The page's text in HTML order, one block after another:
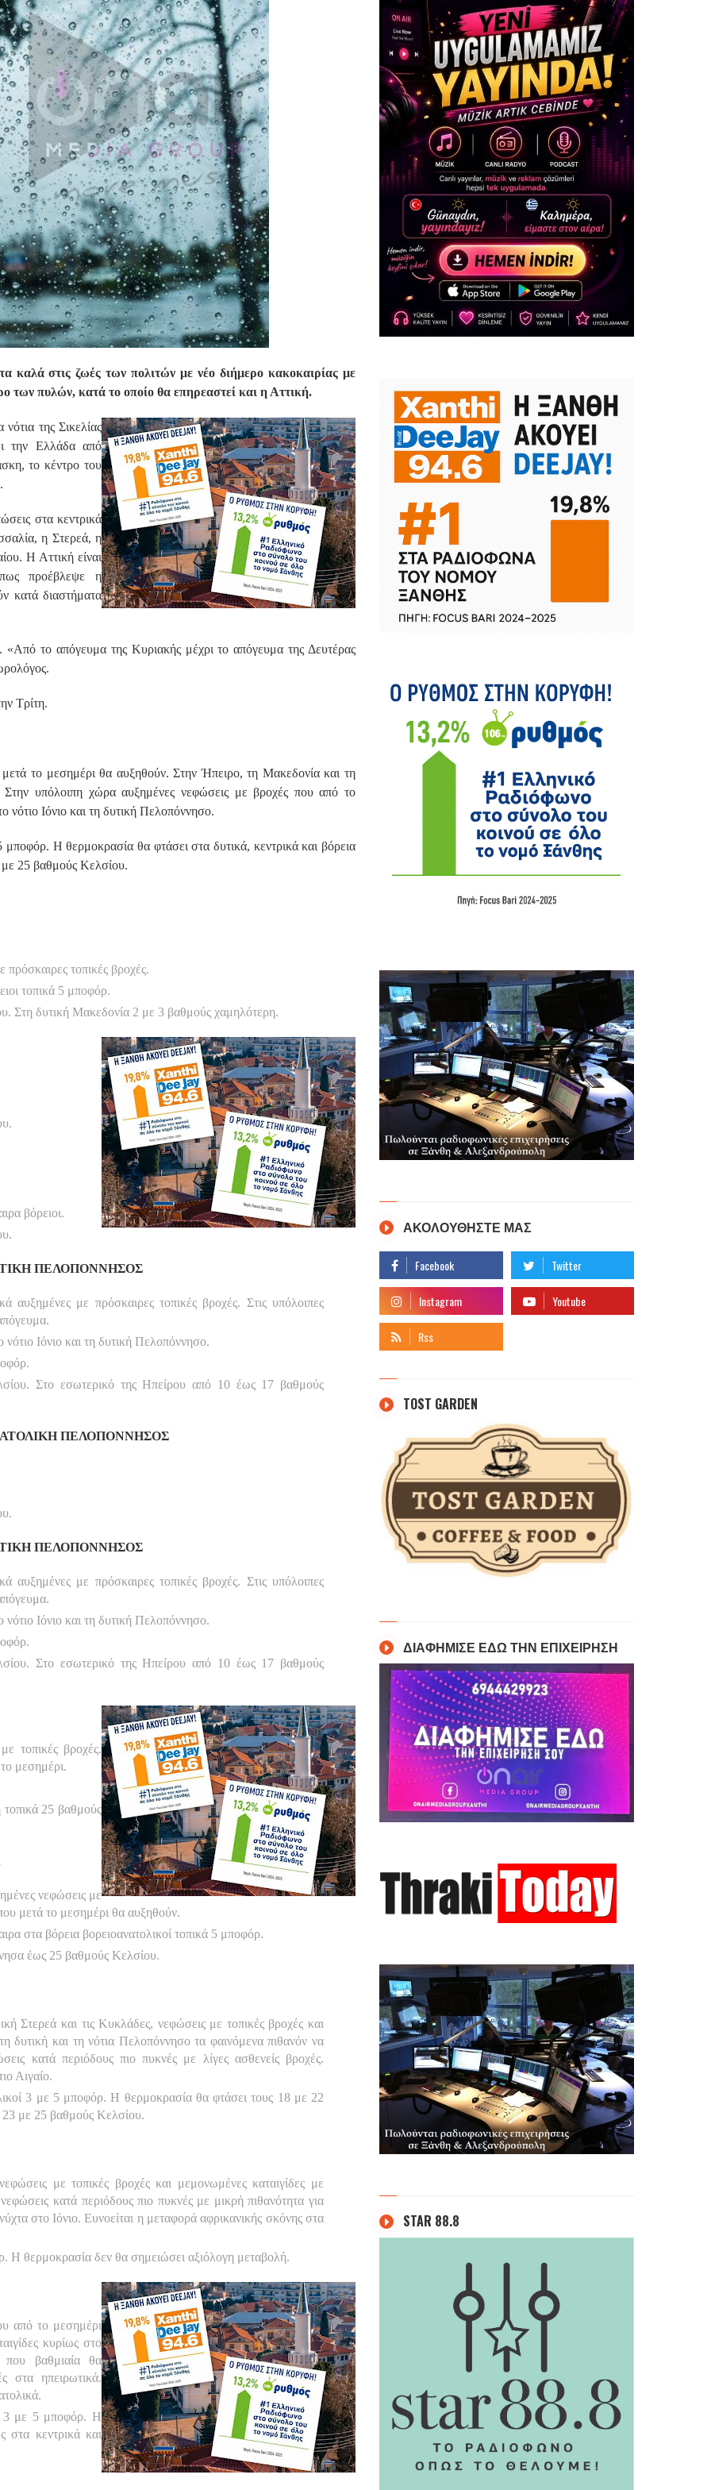
καλά στις ζωές των πολιτών με νέο διήμερο κακοκαιρίας με
των πυλών, κατά το οποίο θα επηρεαστεί και η Αττική.
της Σικελίας
την Ελλάδα από
το κέντρο του
στα κεντρικά
η Στερεά, η
Η Αττική είναι
προέβλεψε η
κατά διαστήματα
το απόγευμα της Κυριακής μέχρι το απόγευμα της Δευτέρας
Τρίτη.
το μεσημέρι θα αυξηθούν. Στην Ήπειρο, τη Μακεδονία και τη
Στην υπόλοιπη χώρα αυξημένες νεφώσεις με βροχές που από το
νότιο Ιόνιο και τη δυτική Πελοπόννησο.
Η θερμοκρασία θα φτάσει στα δυτικά, κεντρικά και βόρεια
25 βαθμούς Κελσίου.
τοπικές βροχές.
τοπικά 5 μποφόρ.
Στη δυτική Μακεδονία 2 με 3 βαθμούς χαμηλότερη.
βόρειοι.
ΠΕΛΟΠΟΝΝΗΣΟΣ
αυξημένες με πρόσκαιρες τοπικές βροχές. Στις υπόλοιπες
Ιόνιο και τη δυτική Πελοπόννησο.
Στο εσωτερικό της Ηπείρου από 10 έως 17 βαθμούς
ΠΕΛΟΠΟΝΝΗΣΟΣ
ΠΕΛΟΠΟΝΝΗΣΟΣ
αυξημένες με πρόσκαιρες τοπικές βροχές. Στις υπόλοιπες
Ιόνιο και τη δυτική Πελοπόννησο.
Στο εσωτερικό της Ηπείρου από 10 έως 17 βαθμούς
τοπικές βροχές.
μεσημέρι.
25 βαθμούς
νεφώσεις με
μετά το μεσημέρι θα αυξηθούν.
στα βόρεια βορειοανατολικοί τοπικά 5 μποφόρ.
έως 25 βαθμούς Κελσίου.
Στερεά και τις Κυκλάδες, νεφώσεις με τοπικές βροχές και
δυτική και τη νότια Πελοπόννησο τα φαινόμενα πιθανόν να
κατά περιόδους πιο πυκνές με λίγες ασθενείς βροχές.
Αιγαίο.
3 με 5 μποφόρ. Η θερμοκρασία θα φτάσει τους 18 με 22
με 25 βαθμούς Κελσίου.
με τοπικές βροχές και μεμονωμένες καταιγίδες με
κατά περιόδους πιο πυκνές με μικρή πιθανότητα για
στο Ιόνιο. Ευνοείται η μεταφορά αφρικανικής σκόνης στα
Η θερμοκρασία δεν θα σημειώσει αξιόλογη μεταβολή.
από το μεσημέρι
κυρίως στο
που βαθμιαία θα
στα ηπειρωτικά.
3 με 5 μποφόρ. Η
στα κεντρικά και
ΑΚΟΛΟΥΘΗΣΤΕ ΜΑΣ
TOST GARDEN
ΔΙΑΦΗΜΙΣΕ ΕΔΩ ΤΗΝ ΕΠΙΧΕΙΡΗΣΗ
STAR 88.8